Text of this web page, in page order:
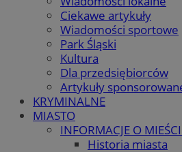
Ciekawe artykuły
Wiadomości sportowe
Park Śląski
Kultura
Dla przedsiębiorców
Artykuły
KRYMINALNE
MIASTO
INFORMACJE O
Historia miasta